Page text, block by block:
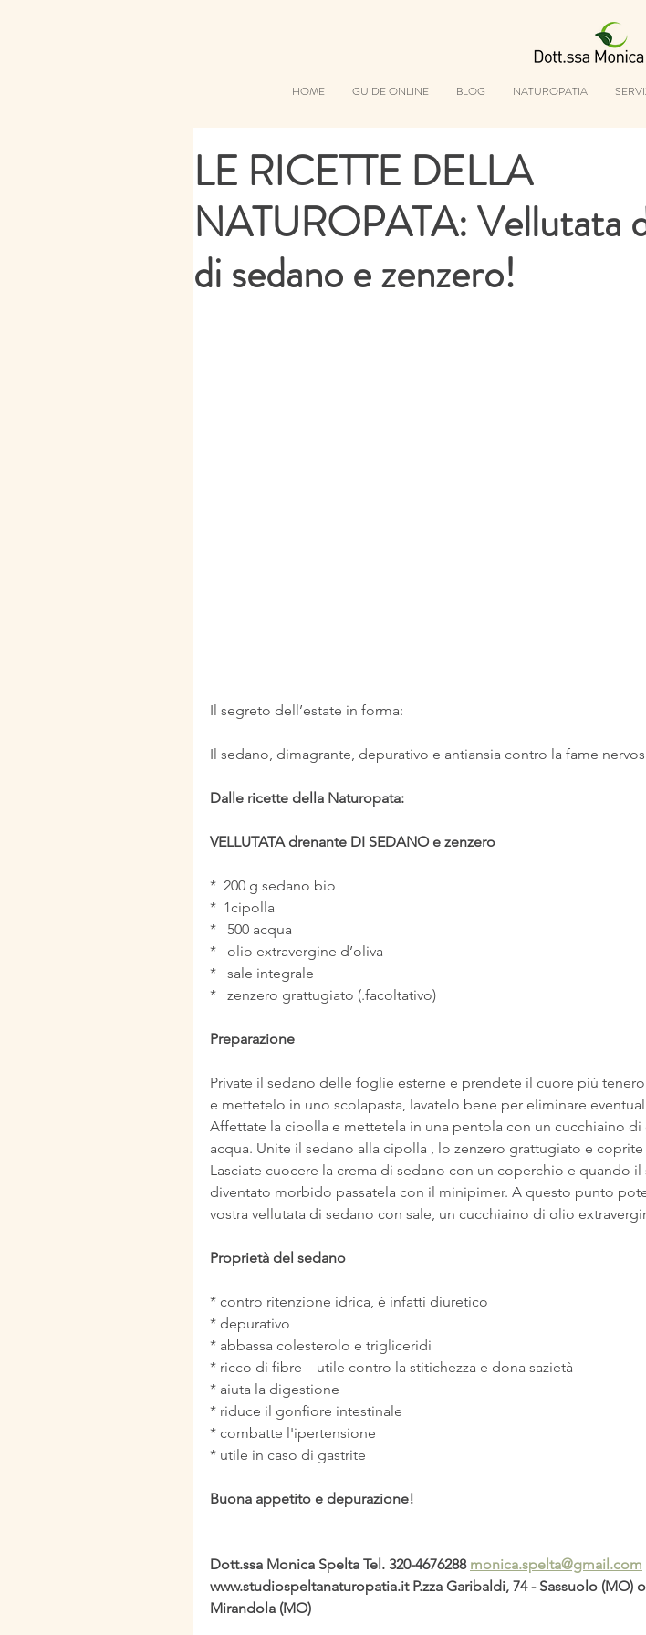
HOME GUIDE ONLINE BLOG NATUROPATIA
LE RICETTE DELLA
NATUROPATA: Vellutata
di sedano e zenzero!
Il segreto dell’estate in forma:
Il sedano, dimagrante, depurativo e antiansia contro la fame
Dalle ricette della Naturopata:
VELLUTATA drenante DI SEDANO e zenzero
*  200 g sedano bio
*  1cipolla
*   500 acqua
*   olio extravergine d’oliva
*   sale integrale
*   zenzero grattugiato (.facoltativo)
Preparazione
Private il sedano delle foglie esterne e prendete il cuore più
e mettetelo in uno scolapasta, lavatelo bene per eliminare
Affettate la cipolla e mettetela in una pentola con un cucchiaino
acqua. Unite il sedano alla cipolla , lo zenzero grattugiato e coprite
Lasciate cuocere la crema di sedano con un coperchio e quando il
diventato morbido passatela con il minipimer. A questo punto
vostra vellutata di sedano con sale, un cucchiaino di olio
Proprietà del sedano
* contro ritenzione idrica, è infatti diuretico
* depurativo
* abbassa colesterolo e trigliceridi
* ricco di fibre – utile contro la stitichezza e dona sazietà
* aiuta la digestione
* riduce il gonfiore intestinale
* combatte l'ipertensione
* utile in caso di gastrite
Buona appetito e depurazione!
Dott.ssa Monica Spelta Tel. 320-4676288 monica.spelta@gmail.com
www.studiospeltanaturopatia.it P.zza Garibaldi, 74 - Sassuolo (MO)
Mirandola (MO)